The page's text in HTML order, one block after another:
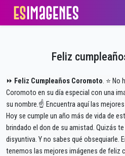
Feliz
⏩ Feliz Cumpleaños Coromoto. ⭐ No
Coromoto en su día especial con una
su nombre.☝ Encuentra aquí las
Hoy se cumple un año más de vida de
brindado el don de su amistad. Quizás
disyuntiva. Y no sabes qué obsequiarle.
tenemos las mejores imágenes de feliz